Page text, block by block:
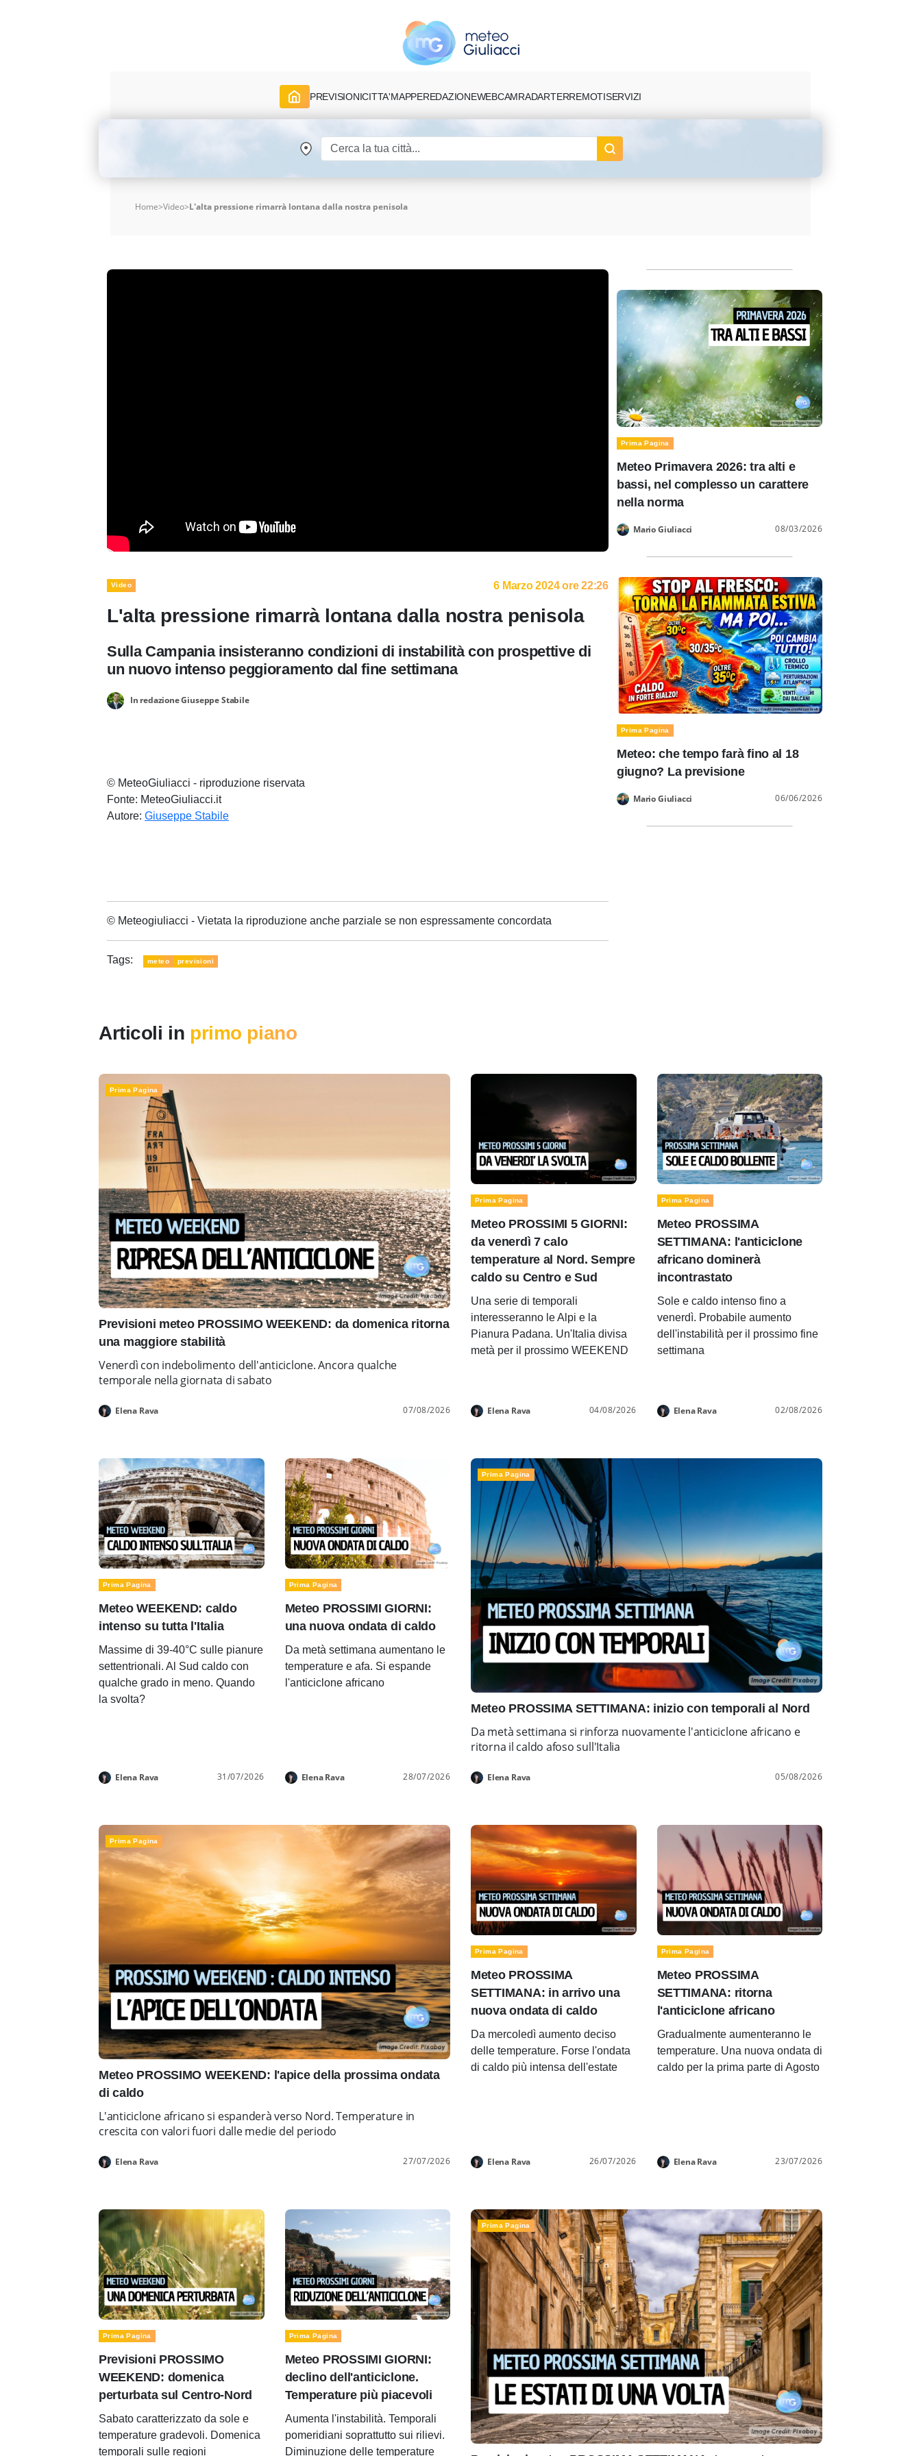
PREVISIONICITTA'MAPPEREDAZIONEWEBCAMRADARTERREMOTISERVIZI
Home>Video>L'alta pressione rimarrà lontana dalla nostra penisola
Video 6 Marzo 2024 ore 22:26
L'alta pressione rimarrà lontana dalla nostra penisola
Sulla Campania insisteranno condizioni di instabilità con prospettive di
un nuovo intenso peggioramento dal fine settimana
In redazione Giuseppe Stabile
© MeteoGiuliacci - riproduzione riservata
Fonte: MeteoGiuliacci.it
Autore: Giuseppe Stabile
© Meteogiuliacci - Vietata la riproduzione anche parziale se non espressamente concordata
Tags: meteo previsioni
Prima Pagina
Meteo Primavera 2026: tra alti e
bassi, nel complesso un carattere
nella norma
Mario Giuliacci 08/03/2026
Prima Pagina
Meteo: che tempo farà fino al 18
giugno? La previsione
Mario Giuliacci 06/06/2026
Articoli in primo piano
Prima Pagina
Previsioni meteo PROSSIMO WEEKEND: da domenica ritorna
una maggiore stabilità
Venerdì con indebolimento dell'anticiclone. Ancora qualche
temporale nella giornata di sabato
Elena Rava 07/08/2026
Prima Pagina
Meteo PROSSIMI 5 GIORNI:
da venerdì 7 calo
temperature al Nord. Sempre
caldo su Centro e Sud
Una serie di temporali
interesseranno le Alpi e la
Pianura Padana. Un'Italia divisa
metà per il prossimo WEEKEND
Elena Rava 04/08/2026
Prima Pagina
Meteo PROSSIMA
SETTIMANA: l'anticiclone
africano dominerà
incontrastato
Sole e caldo intenso fino a
venerdì. Probabile aumento
dell'instabilità per il prossimo fine
settimana
Elena Rava 02/08/2026
Prima Pagina
Meteo WEEKEND: caldo
intenso su tutta l'Italia
Massime di 39-40°C sulle pianure
settentrionali. Al Sud caldo con
qualche grado in meno. Quando
la svolta?
Elena Rava 31/07/2026
Prima Pagina
Meteo PROSSIMI GIORNI:
una nuova ondata di caldo
Da metà settimana aumentano le
temperature e afa. Si espande
l'anticiclone africano
Elena Rava 28/07/2026
Prima Pagina
Meteo PROSSIMA SETTIMANA: inizio con temporali al Nord
Da metà settimana si rinforza nuovamente l'anticiclone africano e
ritorna il caldo afoso sull'Italia
Elena Rava 05/08/2026
Prima Pagina
Meteo PROSSIMO WEEKEND: l'apice della prossima ondata
di caldo
L'anticiclone africano si espanderà verso Nord. Temperature in
crescita con valori fuori dalle medie del periodo
Elena Rava 27/07/2026
Prima Pagina
Meteo PROSSIMA
SETTIMANA: in arrivo una
nuova ondata di caldo
Da mercoledì aumento deciso
delle temperature. Forse l'ondata
di caldo più intensa dell'estate
Elena Rava 26/07/2026
Prima Pagina
Meteo PROSSIMA
SETTIMANA: ritorna
l'anticiclone africano
Gradualmente aumenteranno le
temperature. Una nuova ondata di
caldo per la prima parte di Agosto
Elena Rava 23/07/2026
Prima Pagina
Previsioni PROSSIMO
WEEKEND: domenica
perturbata sul Centro-Nord
Sabato caratterizzato da sole e
temperature gradevoli. Domenica
temporali sulle regioni
Prima Pagina
Meteo PROSSIMI GIORNI:
declino dell'anticiclone.
Temperature più piacevoli
Aumenta l'instabilità. Temporali
pomeridiani soprattutto sui rilievi.
Diminuzione delle temperature
Prima Pagina